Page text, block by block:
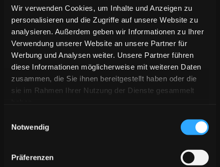
Wir verwenden Cookies, um Inhalte und Anzeigen zu
personalisieren und die Zugriffe auf unsere Website zu
analysieren. Außerdem geben wir Informationen zu Ihrer
Verwendung unserer Website an unsere Partner für
Werbung und Analysen weiter. Unsere Partner führen
diese Informationen möglicherweise mit weiteren Daten
zusammen, die Sie ihnen bereitgestellt haben oder die
sie im Rahmen Ihrer Nutzung der Dienste gesammelt
Notwendig
Präferenzen
Mundos submarinos impresionantes
para superficies como paredes, suelos
o mesas.
más
›living wall‹
Contenidos vivos en la
pared que reaccionan
InterActivator
inmediata – la solución